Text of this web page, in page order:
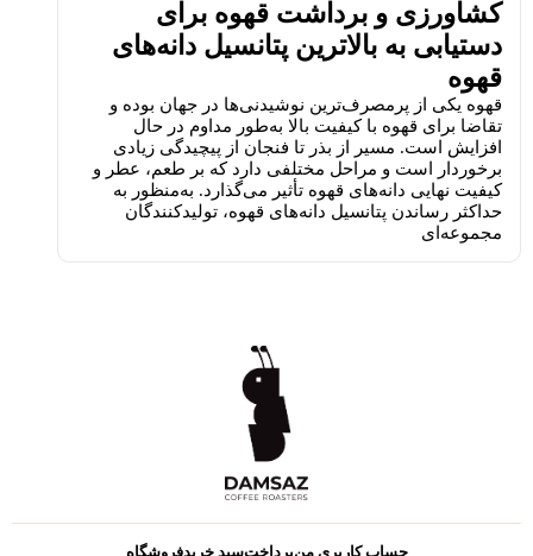
کشاورزی و برداشت قهوه برای
دستیابی به بالاترین پتانسیل دانه‌های
قهوه
قهوه یکی از پرمصرف‌ترین نوشیدنی‌ها در جهان بوده و
تقاضا برای قهوه با کیفیت بالا به‌طور مداوم در حال
افزایش است. مسیر از بذر تا فنجان از پیچیدگی زیادی
برخوردار است و مراحل مختلفی دارد که بر طعم، عطر و
کیفیت نهایی دانه‌های قهوه تأثیر می‌گذارد. به‌منظور به
حداکثر رساندن پتانسیل دانه‌های قهوه، تولیدکنندگان
مجموعه‌ای
حساب کاربری منپرداختسبد خریدفروشگاه